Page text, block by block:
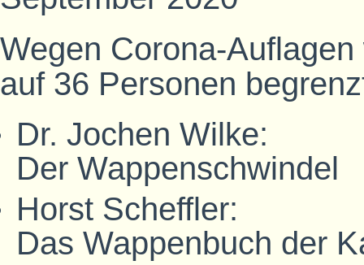
Wegen Corona-
auf 36 Personen
Dr. Jochen Wilke:
Der Wappenschwindel
Horst Scheffler:
Das Wappenbuch der